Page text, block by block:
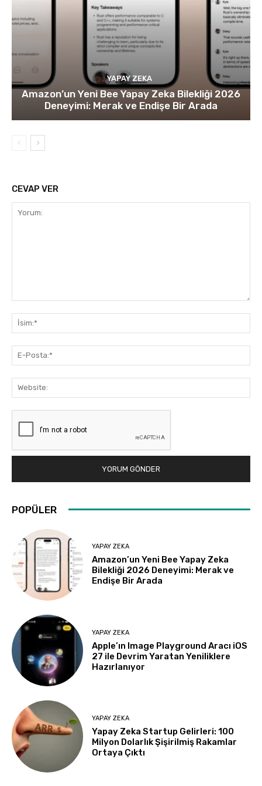
YAPAY ZEKA
Amazon’un Yeni Bee Yapay Zeka Bilekliği 2026
Deneyimi: Merak ve Endişe Bir Arada
CEVAP VER
POPÜLER
YAPAY ZEKA
Amazon’un Yeni Bee Yapay Zeka
Bilekliği 2026 Deneyimi: Merak ve
Endişe Bir Arada
YAPAY ZEKA
Apple’ın Image Playground Aracı iOS
27 ile Devrim Yaratan Yeniliklere
Hazırlanıyor
YAPAY ZEKA
Yapay Zeka Startup Gelirleri: 100
Milyon Dolarlık Şişirilmiş Rakamlar
Ortaya Çıktı